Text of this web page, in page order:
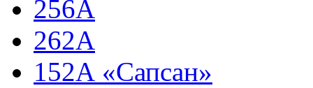
256А
262А
152А «Сапсан»